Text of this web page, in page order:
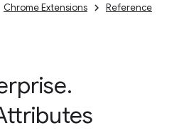
Chrome Extensions
Reference
.